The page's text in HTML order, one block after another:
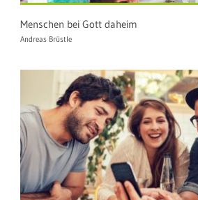
Menschen bei Gott daheim
Andreas Brüstle